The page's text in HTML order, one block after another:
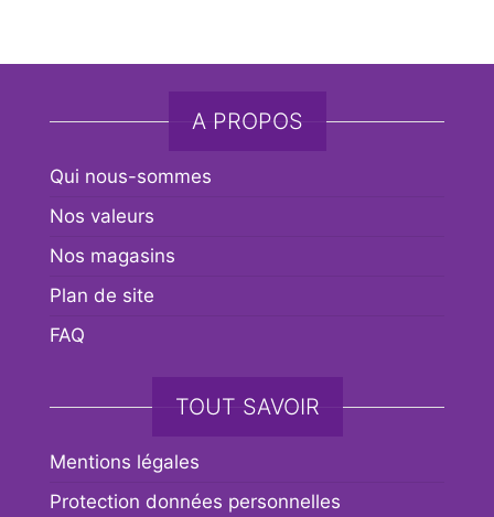
A PROPOS
Qui nous-sommes
Nos valeurs
Nos magasins
Plan de site
FAQ
TOUT SAVOIR
Mentions légales
Protection données personnelles